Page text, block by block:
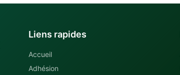
Liens rapides
Accueil
Adhésion